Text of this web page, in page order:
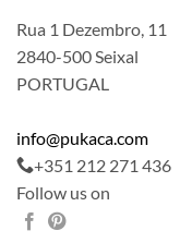
Rua 1 Dezembro, 11
2840-500 Seixal
PORTUGAL
info@pukaca.com
+351 212 271 436
Follow us on